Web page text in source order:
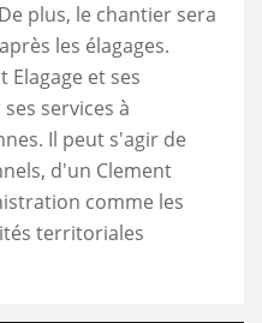
plus, le chantier sera
les élagages.
Elagage et ses
services à
Il peut s'agir de
d'un Clement
comme les
territoriales